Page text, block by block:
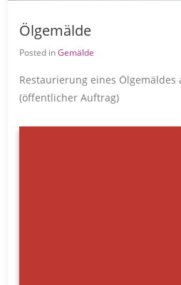
Ölgemälde
Posted inGemälde
Restaurierung eines Ölgemäldes
(öffentlicher Auftrag)